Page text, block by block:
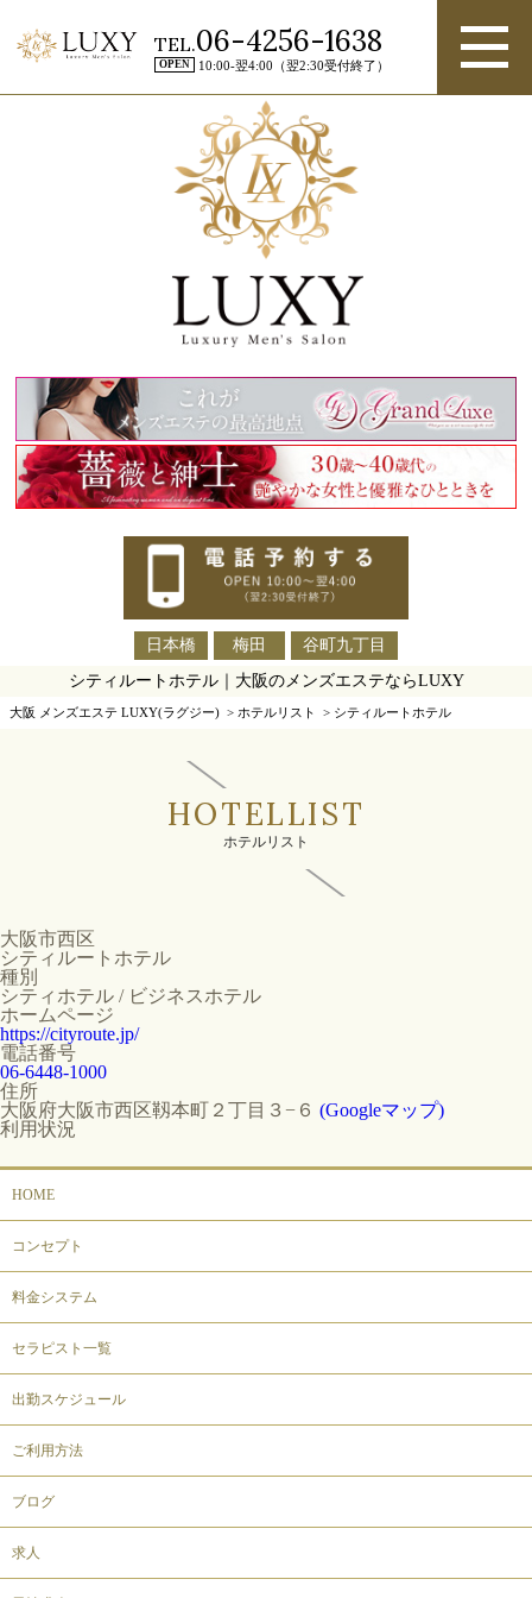
TEL.06-4256-1638
OPEN 10:00-翌4:00（翌2:30受付終了）
日本橋 梅田
谷町九丁目
シティルートホテル｜大阪のメンズエステならLUXY
大阪 メンズエステ LUXY(ラグジー) > ホテルリスト > シティルートホテル
HOTELLIST
ホテルリスト
大阪市西区
シティルートホテル
種別
シティホテル / ビジネスホテル
ホームページ
https://cityroute.jp/
電話番号
06-6448-1000
住所
大阪府大阪市西区靱本町２丁目３−６ (Googleマップ)
利用状況
HOME
コンセプト
料金システム
セラピスト一覧
出勤スケジュール
ご利用方法
ブログ
求人